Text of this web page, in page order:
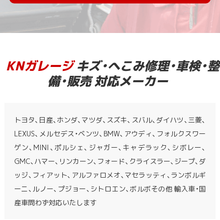
KNガレージキズ・へこみ修理・車検・整
備・販売 対応メーカー
トヨタ、日産、ホンダ、マツダ、スズキ、スバル、ダイハツ、三菱、
LEXUS、メルセデス・ベンツ、BMW、アウディ、フォルクスワー
ゲン、MINI、ポルシェ、ジャガー、キャデラック、シボレー、
GMC、ハマー、リンカーン、フォード、クライスラー、ジープ、ダ
ッジ、フィアット、アルファロメオ、マセラッティ、ランボルギ
ーニ、ルノー、プジョー、シトロエン、ボルボその他 輸入車・国
産車問わず対応いたします